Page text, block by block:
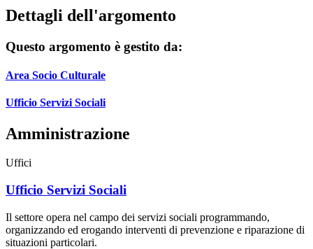
Dettagli dell'argomento
Questo argomento è gestito da:
Area Socio Culturale
Ufficio Servizi Sociali
Amministrazione
Uffici
Ufficio Servizi Sociali
Il settore opera nel campo dei servizi sociali programmando,
organizzando ed erogando interventi di prevenzione e riparazione di
situazioni particolari.